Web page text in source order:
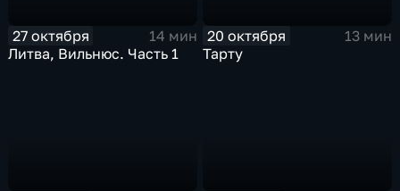
27 октября
14 мин
Литва, Вильнюс. Часть 1
20 октября
13 мин
Тарту